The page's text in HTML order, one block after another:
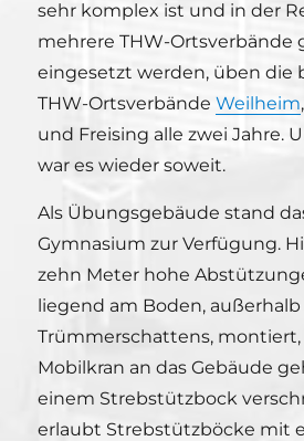
sehr komplex ist und in der
mehrere THW-Ortsverbände
eingesetzt werden, üben die
THW-OrtsverbändeWeilheim,
und Freising alle zwei Jahre.
war es wieder soweit.
Als Übungsgebäude stand
Gymnasium zur Verfügung.
zehn Meter hohe
liegend am Boden, außerhalb
Trümmerschattens,
Mobilkran an das Gebäude
einem Strebstützbock
erlaubt Strebstützböcke mit